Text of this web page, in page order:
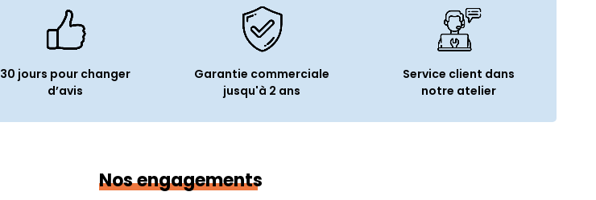
Microphone : Oui
Périphériques
USB 3.0 : 4
30 jours pour changer
d’avis
Garantie commerciale
jusqu'à 2 ans
Service client dans
notre atelier
Nos engagements